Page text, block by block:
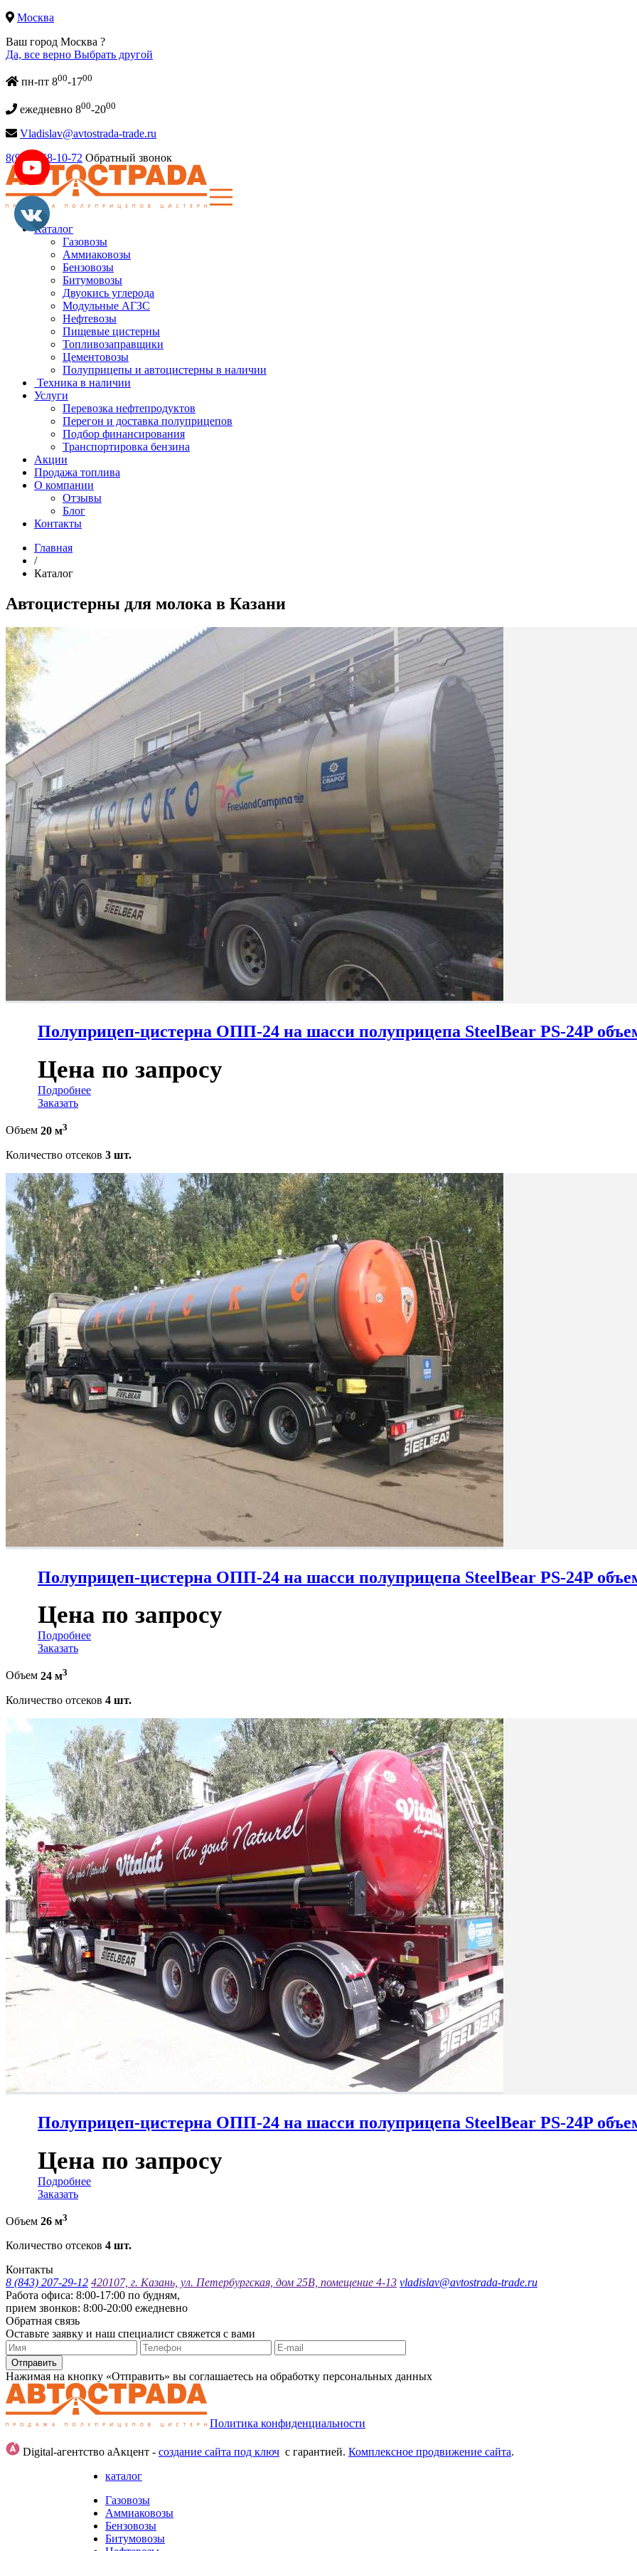
Москва
Ваш город Москва ?
Да, все верно Выбрать другой
пн-пт 800-1700
ежедневно 800-2000
Vladislav@avtostrada-trade.ru
8(967)368-10-72 Обратный звонок
Каталог
Газовозы
Аммиаковозы
Бензовозы
Битумовозы
Двуокись углерода
Модульные АГЗС
Нефтевозы
Пищевые цистерны
Топливозаправщики
Цементовозы
Полуприцепы и автоцистерны в наличии
Техника в наличии
Услуги
Перевозка нефтепродуктов
Перегон и доставка полуприцепов
Подбор финансирования
Транспортировка бензина
Акции
Продажа топлива
О компании
Отзывы
Блог
Контакты
Главная
/
Каталог
Автоцистерны для молока в Казани
Полуприцеп-цистерна ОПП-24 на шасси полуприцепа SteelBear PS-24P
Цена по запросу
Подробнее
Заказать
Объем 20 м3
Количество отсеков 3 шт.
Полуприцеп-цистерна ОПП-24 на шасси полуприцепа SteelBear PS-24P
Цена по запросу
Подробнее
Заказать
Объем 24 м3
Количество отсеков 4 шт.
Полуприцеп-цистерна ОПП-24 на шасси полуприцепа SteelBear PS-24P
Цена по запросу
Подробнее
Заказать
Объем 26 м3
Количество отсеков 4 шт.
Контакты
8 (843) 207-29-12 420107, г. Казань, ул. Петербургская, дом 25В, помещение 4-13 vladislav@avtostrada-trade.ru
Работа офиса: 8:00-17:00 по будням,
прием звонков: 8:00-20:00 ежедневно
Обратная связь
Оставьте заявку и наш специалист свяжется с вами
Отправить
Нажимая на кнопку «Отправить» вы соглашаетесь на обработку персональных данных
Политика конфиденциальности
Digital-агентство аАкцент - создание сайта под ключ с гарантией. Комплексное продвижение сайта.
каталог
Газовозы
Аммиаковозы
Бензовозы
Битумовозы